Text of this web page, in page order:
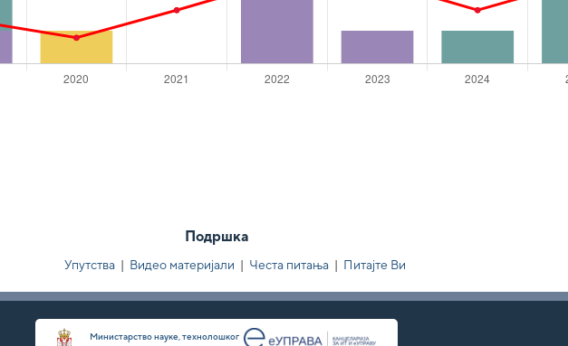
Подршка
Упутства | Видео материјали | Честа питања | Питајте Ви
Министарство науке, технолошког